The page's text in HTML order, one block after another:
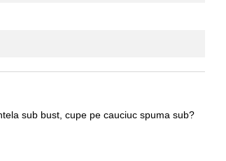
sub bust, cupe pe cauciuc spuma sub?